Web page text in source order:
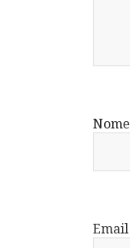
Nome
Email